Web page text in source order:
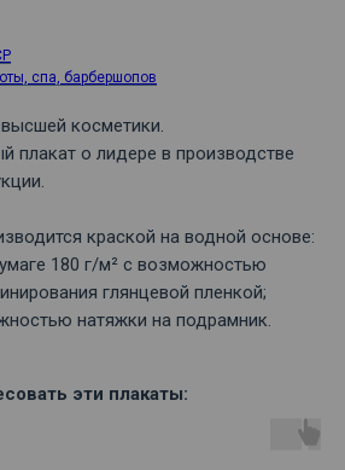
спа, барбершопов
косметики.
плакат о лидере в производстве
краской на водной основе:
180 г/м² с возможностью
глянцевой пленкой;
натяжки на подрамник.
эти плакаты: